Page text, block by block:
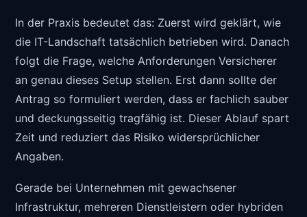
In der Praxis bedeutet das: Zuerst wird geklärt, wie
die IT-Landschaft tatsächlich betrieben wird. Danach
folgt die Frage, welche Anforderungen Versicherer
an genau dieses Setup stellen. Erst dann sollte der
Antrag so formuliert werden, dass er fachlich sauber
und deckungsseitig tragfähig ist. Dieser Ablauf spart
Zeit und reduziert das Risiko widersprüchlicher
Angaben.
Gerade bei Unternehmen mit gewachsener
Infrastruktur, mehreren Dienstleistern oder hybriden